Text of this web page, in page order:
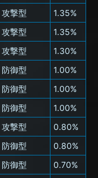
攻撃型
1.35%
攻撃型
1.35%
攻撃型
1.30%
防御型
1.00%
防御型
1.00%
防御型
1.00%
攻撃型
0.80%
防御型
0.80%
防御型
0.70%